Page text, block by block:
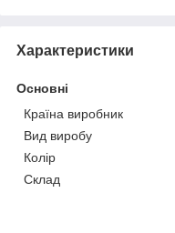
Характеристики
Основні
Країна виробник
Вид виробу
Колір
Склад